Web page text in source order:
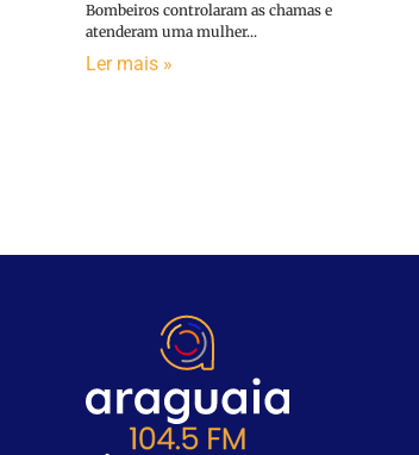
Bombeiros controlaram as chamas e
atenderam uma mulher...
Ler mais »